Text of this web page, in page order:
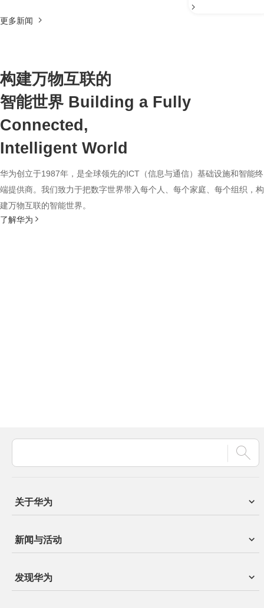
更多新闻
构建万物互联的
智能世界 Building a Fully
Connected,
Intelligent World
华为创立于1987年，是全球领先的ICT（信息与通信）基础设施和智能终
端提供商。我们致力于把数字世界带入每个人、每个家庭、每个组织，构
建万物互联的智能世界。
了解华为
关于华为
新闻与活动
发现华为